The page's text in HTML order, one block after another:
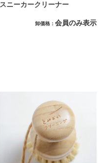
スニーカークリーナー
卸価格 会員のみ表示